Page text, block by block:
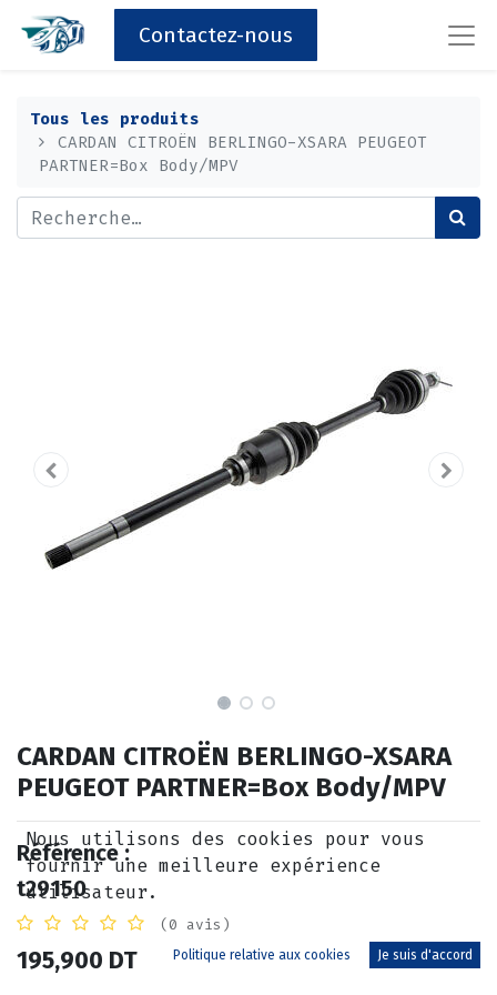
Contactez-nous
Tous les produits
CARDAN CITROËN BERLINGO-XSARA PEUGEOT
PARTNER=Box Body/MPV
CARDAN CITROËN BERLINGO-XSARA
PEUGEOT PARTNER=Box Body/MPV
Référence :
t29150
(0 avis)
195,900 DT
Nous utilisons des cookies pour vous
fournir une meilleure expérience
utilisateur.
Politique relative aux cookies Je suis d'accord